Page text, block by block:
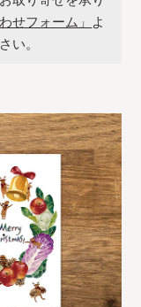
せフォーム」 よ
い。